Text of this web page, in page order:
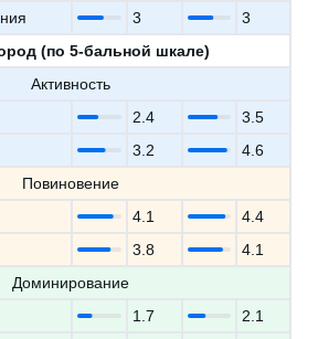
3
3
(по 5-бальной шкале)
Активность
2.4
3.5
3.2
4.6
Повиновение
4.1
4.4
3.8
4.1
Доминирование
1.7
2.1